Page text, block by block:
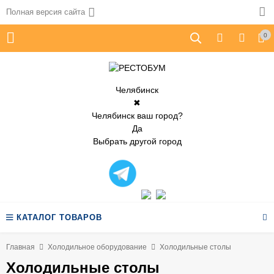
Полная версия сайта
0
Челябинск
✖
Челябинск ваш город?
Да
Выбрать другой город
КАТАЛОГ ТОВАРОВ
Главная Холодильное оборудование Холодильные столы
Холодильные столы